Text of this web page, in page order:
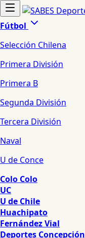
Fútbol
Selección Chilena
Primera División
Primera B
Segunda División
Tercera División
Naval
U de Conce
Colo Colo
UC
U de Chile
Huachipato
Fernández Vial
Deportes Concepción